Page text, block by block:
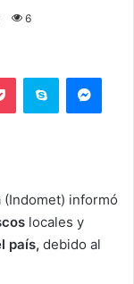
6
Pocket Skype
informó
locales y
país, debido al